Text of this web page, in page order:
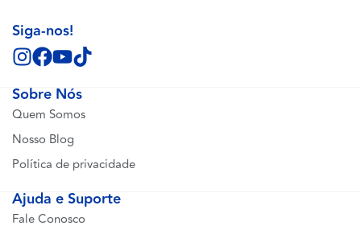
Sobre Nós
Quem Somos
Nosso Blog
Política de privacidade
Ajuda e Suporte
Fale Conosco
Siga-nos!